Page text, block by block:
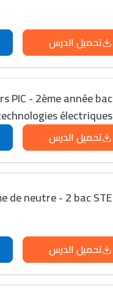
تحميل الدرس
PIC - 2ème année bac
électriques
تحميل الدرس
de neutre - 2 bac STE
تحميل الدرس